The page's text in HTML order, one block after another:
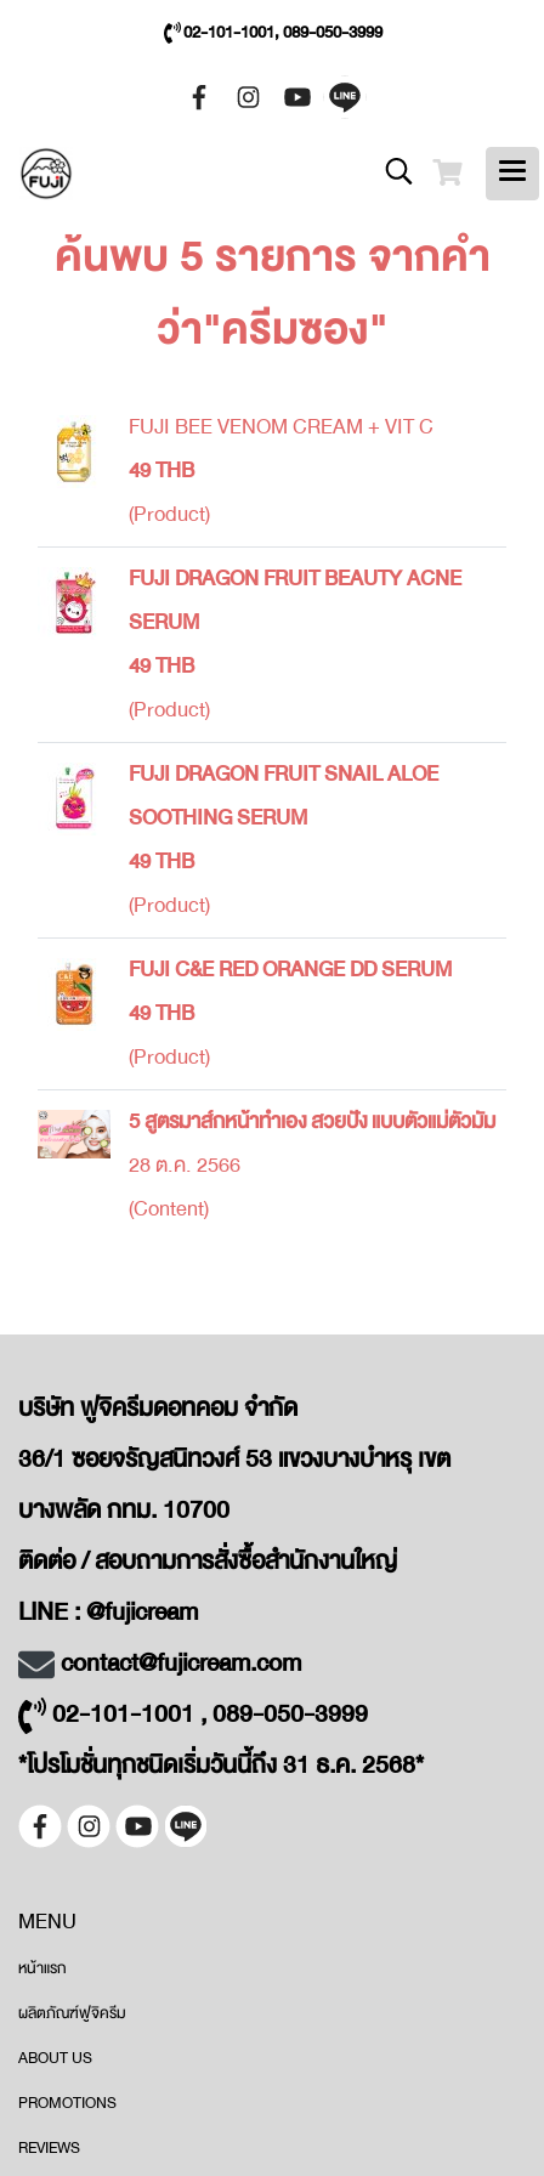
02-101-1001, 089-050-3999
ค้นพบ 5 รายการ จากคำ
ว่า"ครีมซอง"
FUJI BEE VENOM CREAM + VIT C
49 THB
(Product)
FUJI DRAGON FRUIT BEAUTY ACNE
SERUM
49 THB
(Product)
FUJI DRAGON FRUIT SNAIL ALOE
SOOTHING SERUM
49 THB
(Product)
FUJI C&E RED ORANGE DD SERUM
49 THB
(Product)
5 สูตรมาส์กหน้าทำเอง สวยปัง แบบตัวแม่ตัวมัม
28 ต.ค. 2566
(Content)
บริษัท ฟูจิครีมดอทคอม จำกัด
36/1 ซอยจรัญสนิทวงศ์ 53 แขวงบางบำหรุ เขต
บางพลัด กทม. 10700
ติดต่อ / สอบถามการสั่งซื้อสำนักงานใหญ่
LINE : @fujicream
contact@fujicream.com
02-101-1001 , 089-050-3999
*โปรโมชั่นทุกชนิดเริ่มวันนี้ถึง 31 ธ.ค. 2568*
MENU
หน้าแรก
ผลิตภัณฑ์ฟูจิครีม
ABOUT US
PROMOTIONS
REVIEWS